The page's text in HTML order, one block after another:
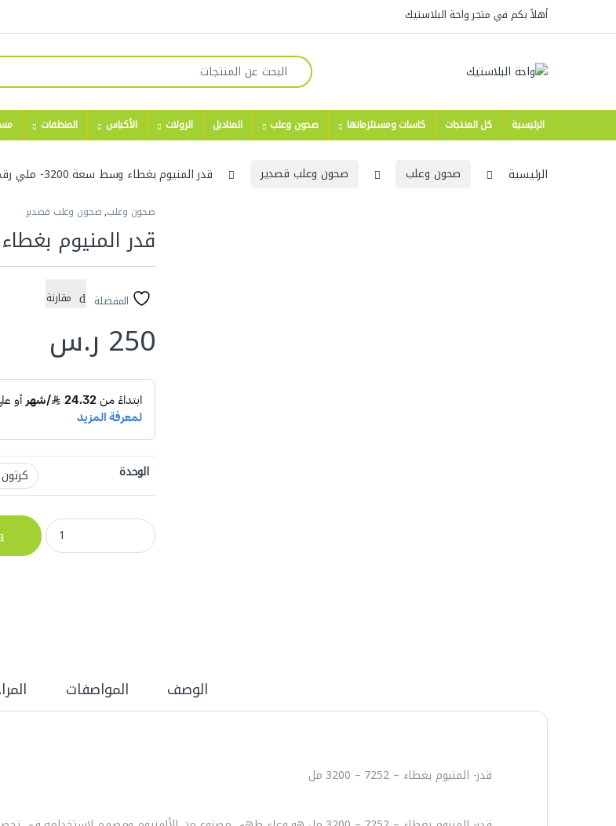
Skip to navigation
Skip to contentأهلاً بكم في متجر واحة البلاستيك
Search for:
الرئيسية كل المنتجات كاسات ومستلزماتها صحون وعلب المناديل الرولات الأكياس المنظفات
الرئيسية صحون وعلب صحون وعلب قصدير قدر المنيوم بغطاء وسط سعة 3200- ملي رقم 7252
صحون وعلب,صحون وعلب قصدير
قدر المنيوم بغطاء وسط سعة
المفضلة مقارنة
250 ر.س
الوحدة
قدر المنيوم بغطاء وسط سعة 3200- ملي رقم 7252 quantity
الوصف المواصفات
قدر- المنيوم بغطاء – 7252 – 3200 مل